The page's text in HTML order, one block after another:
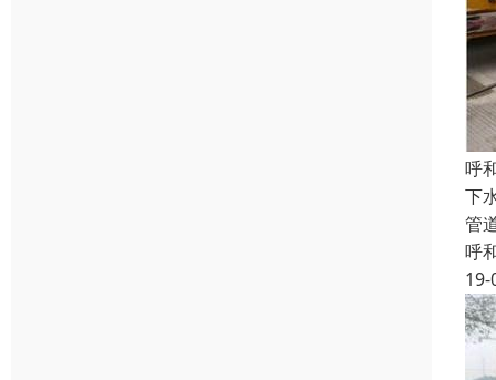
呼
下
管
呼
19-